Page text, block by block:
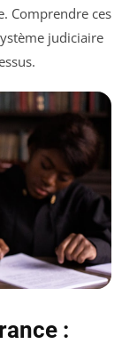
Comprendre ces
judiciaire
: